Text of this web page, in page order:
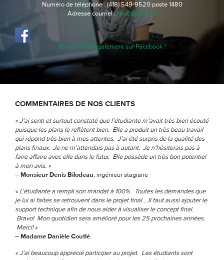
Numéro de téléphone : (418) 549-9520 poste 1480
Adresse courriel :bricc@cchic.ca
Suivez-nous également sur Facebook !
COMMENTAIRES DE NOS CLIENTS
« J’ai senti et surtout constaté que l’étudiante m’avait très bien écouté
puisque les plans le reflètent bien. Elle a produit un très beau travail
qui répond très bien à mes attentes. J’ai été surpris de la qualité des
plans finaux. Je ne m’attendais pas à autant. Je n’hésiterais pas à
faire affaire avec elle dans le futur. Elle possède un très bon potentiel
à mon avis. »
– Monsieur Denis Bilodeau, ingénieur stagiaire
« L’étudiante a rempli son mandat à 100%. Toutes les demandes que
je lui ai faites se retrouvent dans le projet final….Il faut aussi ajouter le
support technique afin de nous aider à visualiser le concept final.
Bravo! Mon quotidien sera amélioré pour les 25 prochaines années.
Merci!»
– Madame Danièle Coutlé
« J’ai beaucoup apprécié participer au projet. Les étudiants sont